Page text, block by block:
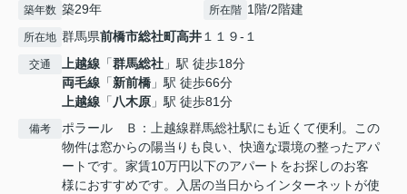
築年数 築29年 所在階 1階/2階建
所在地 群馬県前橋市総社町高井１１９-１
交通 上越線 「群馬総社 」駅 徒歩18分
両毛線 「新前橋 」駅 徒歩66分
上越線 「八木原 」駅 徒歩81分
備考
ポラール Ｂ：上越線群馬総社駅にも近くて便利。この
物件は窓からの陽当りも良い、快適な環境の整ったアパ
ートです。家賃10万円以下のアパートをお探しのお客
様におすすめです。入居の当日からインターネットが使